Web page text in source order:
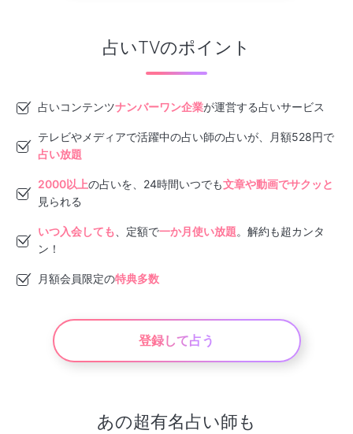
占いTVのポイント
占いコンテンツナンバーワン企業が運営する占いサービス
テレビやメディアで活躍中の占い師の占いが、月額528円で
占い放題
2000以上の占いを、24時間いつでも文章や動画でサクッと
見られる
いつ入会しても 、定額で一か月使い放題。解約も超カンタ
ン！
月額会員限定の特典多数
登録して占う
あの超有名占い師も